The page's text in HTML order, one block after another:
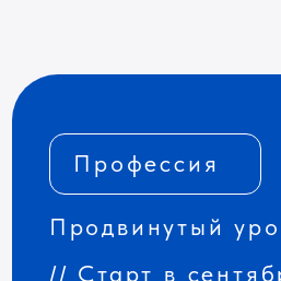
ФУЛЛСТЕК-
// Старт в сентябре 2026
Продвинутый уровень